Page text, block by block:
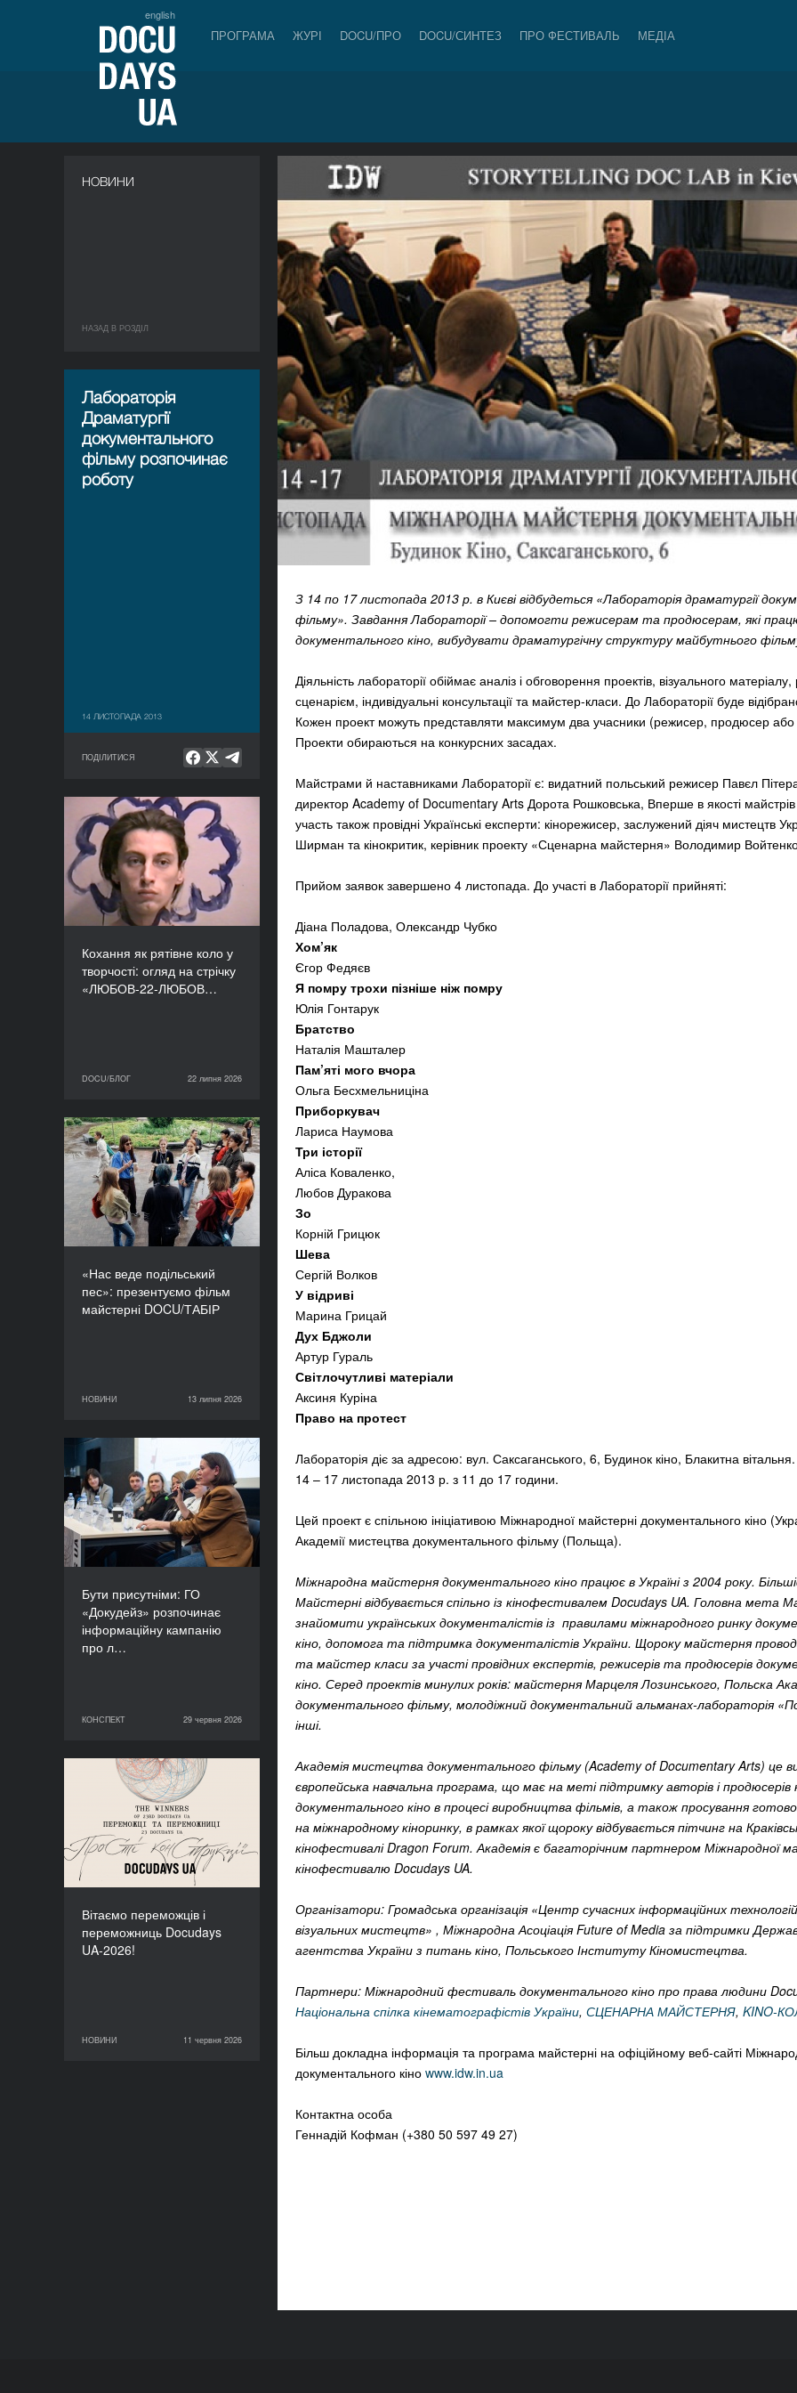
english
ПРОГРАМА ЖУРІ DOCU/ПРО DOCU/СИНТЕЗ ПРО ФЕСТИВАЛЬ МЕДІА
НОВИНИ
НАЗАД В РОЗДIЛ
Лабораторія
Драматургії
документального
фільму розпочинає
роботу
14 ЛИСТОПАДА 2013
ПОДІЛИТИСЯ
З 14 по 17 листопада 2013 р. в Києві відбудеться «Лабораторія драматургії
фільму». Завдання Лабораторії – допомогти режисерам та продюсерам, які
документального кіно, вибудувати драматургічну структуру майбутнього
Діяльність лабораторії обіймає аналіз і обговорення проектів, візуального
сценарієм, індивідуальні консультації та майстер-класи. До Лабораторії буде
Кожен проект можуть представляти максимум два учасники (режисер, продюсер або
Проекти обираються на конкурсних засадах.
Майстрами й наставниками Лабораторії є: видатний польський режисер Павєл
директор Academy of Documentary Arts Дорота Рошковська, Вперше в якості майстрів
участь також провідні Українські експерти: кінорежисер, заслужений діяч мистецтв
Ширман та кінокритик, керівник проекту «Сценарна майстерня» Володимир
Прийом заявок завершено 4 листопада. До участі в Лабораторії прийняті:
Діана Поладова, Олександр Чубко
Хом’як
Єгор Федяєв
Я помру трохи пізніше ніж помру
Юлія Гонтарук
Братство
Наталія Машталер
Пам’яті мого вчора
Ольга Бесхмельниціна
Приборкувач
Лариса Наумова
Три історії
Аліса Коваленко,
Любов Дуракова
Зо
Корній Грицюк
Шева
Сергій Волков
У відриві
Марина Грицай
Дух Бджоли
Артур Гураль
Світлочутливі матеріали
Аксиня Куріна
Право на протест
Лабораторія діє за адресою: вул. Саксаганського, 6, Будинок кіно, Блакитна
14 – 17 листопада 2013 р. з 11 до 17 години.
Цей проект є спільною ініціативою Міжнародної майстерні документального кіно
Академії мистецтва документального фільму (Польща).
Міжнародна майстерня документального кіно працює в Україні з 2004 року.
Майстерні відбувається спільно із кінофестивалем Docudays UA. Головна мета
знайомити українських документалістів із правилами міжнародного ринку
кіно, допомога та підтримка документалістів України. Щороку майстерня
та майстер класи за участі провідних експертів, режисерів та продюсерів
кіно. Серед проектів минулих років: майстерня Марцеля Лозинського, Польска
документального фільму, молодіжний документальний альманах-лабораторія
інші.
Академія мистецтва документального фільму (Academy of Documentary Arts) це
європейська навчальна програма, що має на меті підтримку авторів і
документального кіно в процесі виробництва фільмів, а також просування
на міжнародному кіноринку, в рамках якої щороку відбувається пітчинг на
кінофестивалі Dragon Forum. Академія є багаторічним партнером Міжнародної
кінофестивалю Docudays UA.
Організатори: Громадська організація «Центр сучасних інформаційних
візуальних мистецтв» , Міжнародна Асоціація Future of Media за підтримки
агентства України з питань кіно, Польського Інституту Кіномистецтва.
Партнери: Міжнародний фестиваль документального кіно про права людини
Національна спілка кінематографістів України, СЦЕНАРНА МАЙСТЕРНЯ, KINO-
Більш докладна інформація та програма майстерні на офіційному веб-сайті
документального кіно www.idw.in.ua
Контактна особа
Геннадій Кофман (+380 50 597 49 27)
Кохання як рятівне коло у
творчості: огляд на стрічку
«ЛЮБОВ-22-ЛЮБОВ…
DOCU/БЛОГ 22 липня 2026
Кохання як рятівне коло
у творчості: огляд на
стрічку «ЛЮБОВ-22-
ЛЮБОВ» Єруна
Койманса
DOCU/БЛОГ
22 липня 2026
«Нас веде подільський
пес»: презентуємо фільм
майстерні DOCU/ТАБІР
НОВИНИ 13 липня 2026
«Нас веде подільський
пес»: презентуємо фільм
майстерні DOCU/ТАБІР
НОВИНИ
13 липня 2026
Бути присутніми: ГО
«Докудейз» розпочинає
інформаційну кампанію
про л…
КОНСПЕКТ 29 червня 2026
Бути присутніми: ГО
«Докудейз» розпочинає
інформаційну кампанію
про людей в окупації
КОНСПЕКТ
29 червня 2026
Вітаємо переможців і
переможниць Docudays
UA-2026!
НОВИНИ 11 червня 2026
Вітаємо переможців і
переможниць Docudays
UA-2026!
НОВИНИ
11 червня 2026